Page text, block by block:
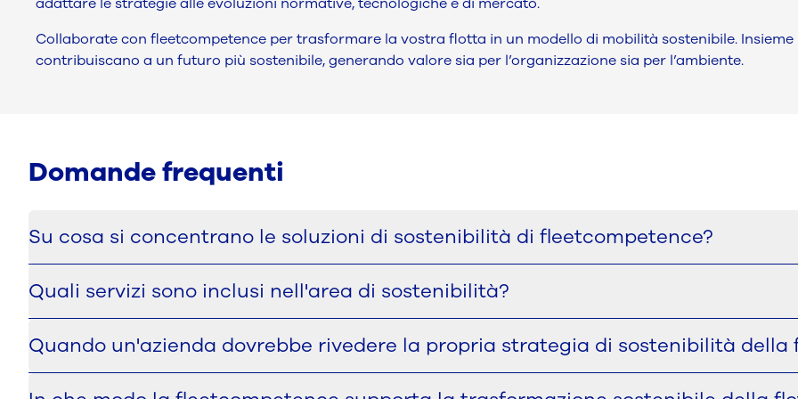
Collaborate con fleetcompetence per trasformare la vostra flotta in un modello di mobilità sostenibile.
contribuiscano a un futuro più sostenibile, generando valore sia per l’organizzazione sia per l’ambiente.
Domande frequenti
Su cosa si concentrano le soluzioni di sostenibilità di fleetcompetence?
obiettivi aziendali a lungo termine. Ciò include aree quali le emissioni della flotta legate agli ESG, la riduzione
l'impostazione della ricarica e le strategie di pendolarismo sostenibile.
Quali servizi sono inclusi nell'area di sostenibilità?
Insieme, questi servizi supportano le aziende nella riduzione delle emissioni, nella pianificazione della
nell'implementazione di soluzioni pratiche che si adattano al loro modello operativo.
Quando un'azienda dovrebbe rivedere la propria strategia di sostenibilità della